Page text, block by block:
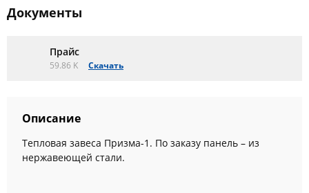
Документы
Прайс
59.86 K Скачать
Описание
Тепловая завеса Призма-1. По заказу панель – из
нержавеющей стали.